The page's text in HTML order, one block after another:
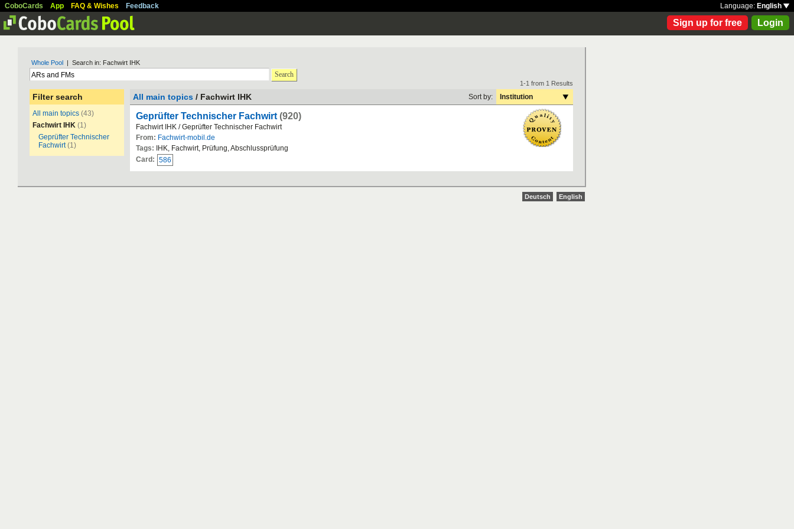
CoboCards App FAQ & Wishes Feedback Language: English
Sign up for free Login
Whole Pool | Search in: Fachwirt IHK
Search
Filter search
All main topics (43)
Fachwirt IHK (1)
Geprüfter Technischer
Fachwirt (1)
1-1 from 1 Results
All main topics / Fachwirt IHK Sort by: Institution
Geprüfter Technischer Fachwirt (920)
Fachwirt IHK / Geprüfter Technischer Fachwirt
From: Fachwirt-mobil.de
Tags:
IHK, Fachwirt, Prüfung, Abschlussprüfung
Card: 586
Deutsch English